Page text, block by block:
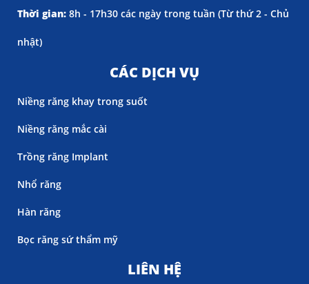
Thời gian: 8h - 17h30 các ngày trong tuần (Từ thứ 2 - Chủ
nhật)
CÁC DỊCH VỤ
Niềng răng khay trong suốt
Niềng răng mắc cài
Trồng răng Implant
Nhổ răng
Hàn răng
Bọc răng sứ thẩm mỹ
LIÊN HỆ